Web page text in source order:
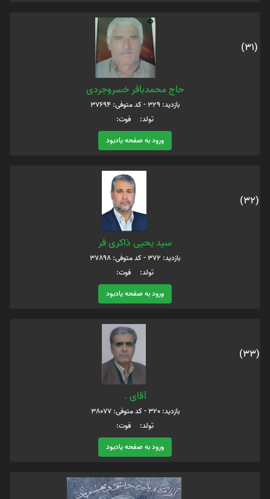
(31)
حاج محمدباقر خسروجردی
بازدید: 329 - کد متوفی: 37694
تولد: فوت:
ورود به صفحه یادبود
(32)
سید یحیی ذاکری فر
بازدید: 372 - کد متوفی: 37898
تولد: فوت:
ورود به صفحه یادبود
(33)
آقای .
بازدید: 320 - کد متوفی: 38077
تولد: فوت:
ورود به صفحه یادبود